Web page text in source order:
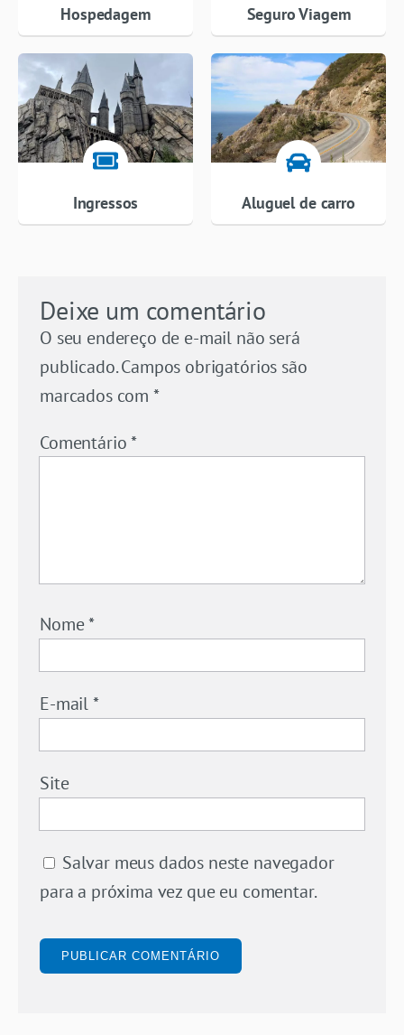
Hospedagem Seguro Viagem
Ingressos Aluguel de carro
Deixe um comentário
O seu endereço de e-mail não será
publicado. Campos obrigatórios são
marcados com *
Comentário*
Nome*
E-mail*
Site
Salvar meus dados neste navegador
para a próxima vez que eu comentar.